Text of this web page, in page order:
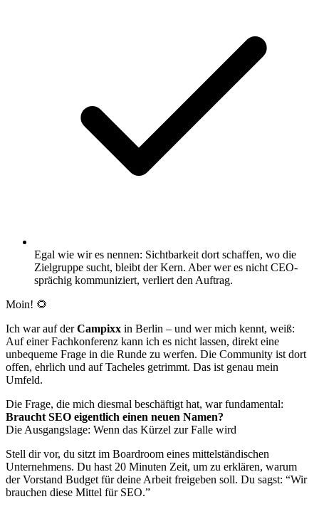
Egal wie wir es nennen: Sichtbarkeit dort schaffen, wo die
Zielgruppe sucht, bleibt der Kern. Aber wer es nicht CEO-
sprächig kommuniziert, verliert den Auftrag.
Moin! 🌻
Ich war auf derCampixx in Berlin – und wer mich kennt, weiß:
Auf einer Fachkonferenz kann ich es nicht lassen, direkt eine
unbequeme Frage in die Runde zu werfen. Die Community ist dort
offen, ehrlich und auf Tacheles getrimmt. Das ist genau mein
Umfeld.
Die Frage, die mich diesmal beschäftigt hat, war fundamental:
Braucht SEO eigentlich einen neuen Namen?
Die Ausgangslage: Wenn das Kürzel zur Falle wird
Stell dir vor, du sitzt im Boardroom eines mittelständischen
Unternehmens. Du hast 20 Minuten Zeit, um zu erklären, warum
der Vorstand Budget für deine Arbeit freigeben soll. Du sagst: “Wir
brauchen diese Mittel für SEO.”